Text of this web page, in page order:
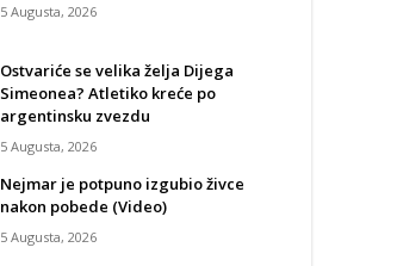
5 Augusta, 2026
Ostvariće se velika želja Dijega
Simeonea? Atletiko kreće po
argentinsku zvezdu
5 Augusta, 2026
Nejmar je potpuno izgubio živce
nakon pobede (Video)
5 Augusta, 2026